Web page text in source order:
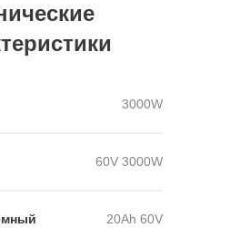
3000W
60V 3000W
20Аh 60V